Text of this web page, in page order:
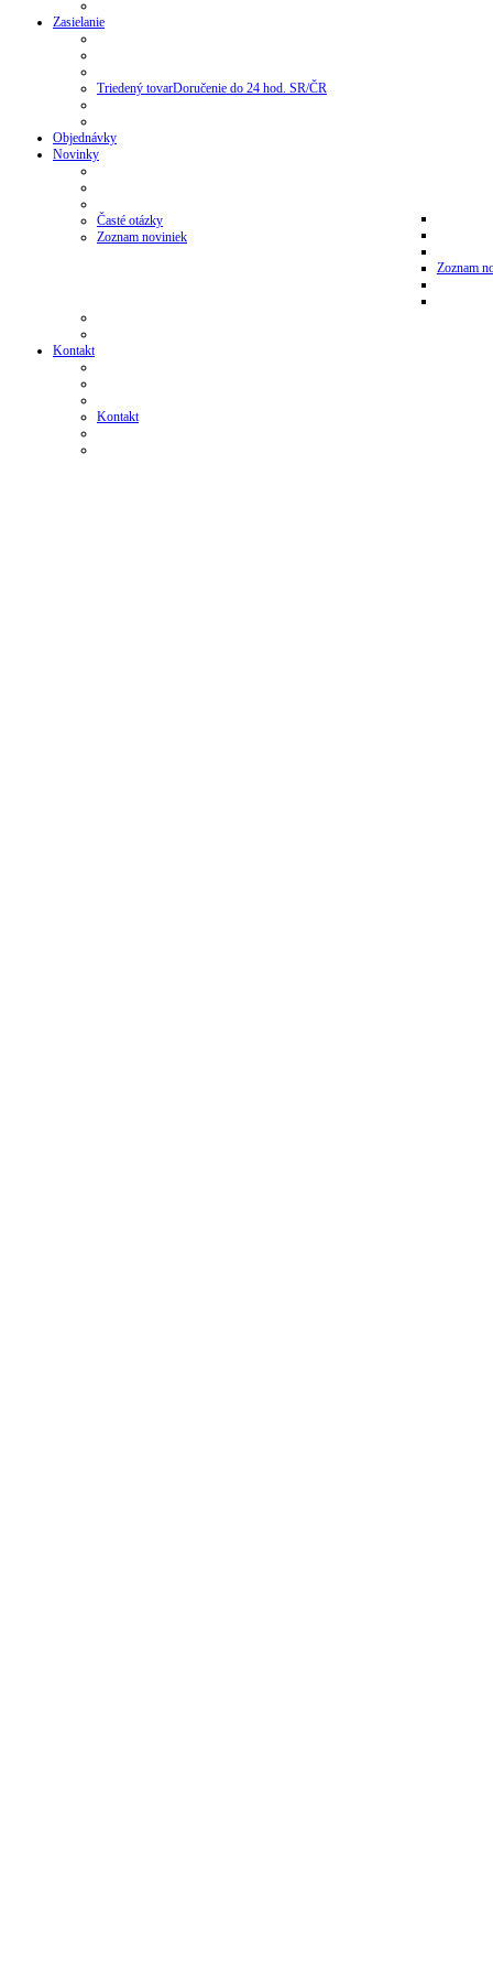
Zasielanie
Triedený tovarDoručenie do 24 hod. SR/ČR
Objednávky
Novinky
Časté otázky
Zoznam noviniek
Zoznam
Kontakt
Kontakt